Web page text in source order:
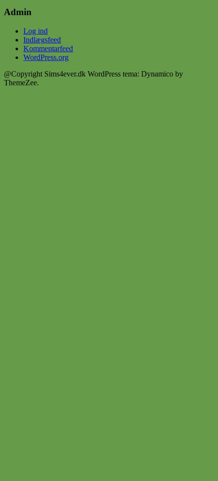
Admin
Log ind
Indlægsfeed
Kommentarfeed
WordPress.org
@Copyright Sims4ever.dk WordPress tema: Dynamico by
ThemeZee.